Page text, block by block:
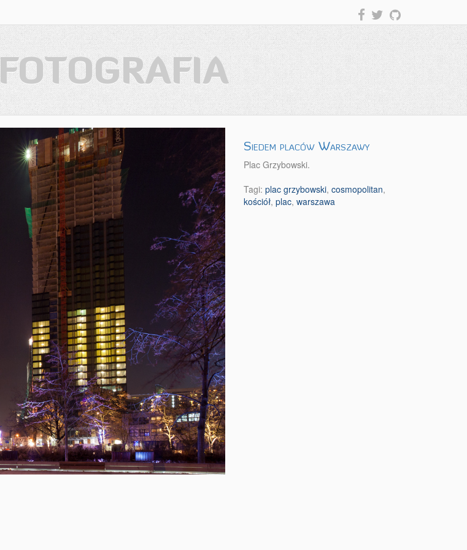
FOTOGRAFIA
Siedem placów Warszawy
Plac Grzybowski.
Tagi: plac grzybowski, cosmopolitan,
kościół, plac, warszawa